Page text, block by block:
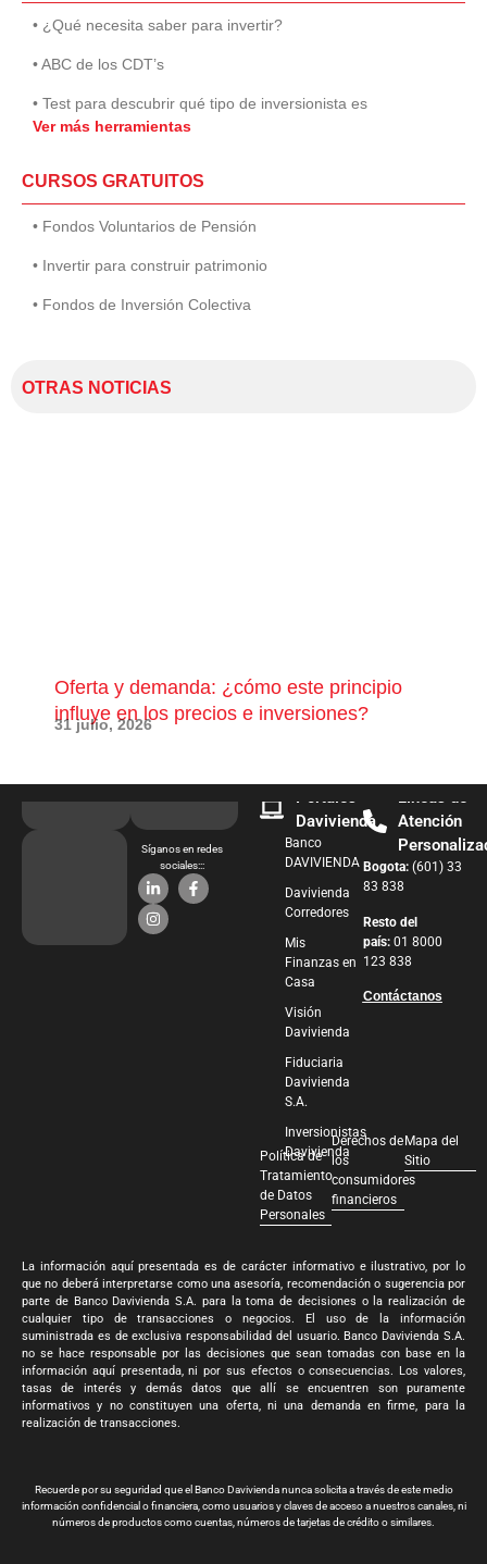
• ¿Qué necesita saber para invertir?
• ABC de los CDT’s
• Test para descubrir qué tipo de inversionista es
Ver más herramientas
CURSOS GRATUITOS
• Fondos Voluntarios de Pensión
• Invertir para construir patrimonio
• Fondos de Inversión Colectiva
OTRAS NOTICIAS
Oferta y demanda: ¿cómo este principio
influye en los precios e inversiones?
31 julio, 2026
Síganos en redes
sociales:::
Portales
Davivienda
Banco
DAVIVIENDA
Davivienda
Corredores
Mis
Finanzas en
Casa
Visión
Davivienda
Fiduciaria
Davivienda
S.A.
Inversionistas
Davivienda
Líneas de
Atención
Bogota: (601) 33
83 838
Resto del
país: 01 8000
123 838
Contáctanos
Política de
Tratamiento
de Datos
Personales
Derechos de
los
consumidores
financieros
Mapa del
Sitio
La información aquí presentada es de carácter informativo e ilustrativo, por lo
que no deberá interpretarse como una asesoría, recomendación o sugerencia por
parte de Banco Davivienda S.A. para la toma de decisiones o la realización de
cualquier tipo de transacciones o negocios. El uso de la información
suministrada es de exclusiva responsabilidad del usuario. Banco Davivienda S.A.
no se hace responsable por las decisiones que sean tomadas con base en la
información aquí presentada, ni por sus efectos o consecuencias. Los valores,
tasas de interés y demás datos que allí se encuentren son puramente
informativos y no constituyen una oferta, ni una demanda en firme, para la
realización de transacciones.
Recuerde por su seguridad que el Banco Davivienda nunca solicita a través de este medio
información confidencial o financiera, como usuarios y claves de acceso a nuestros canales, ni
números de productos como cuentas, números de tarjetas de crédito o similares.